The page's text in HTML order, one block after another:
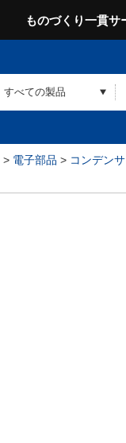
ものづくり一貫サ
> 電子部品 > コンデンサ